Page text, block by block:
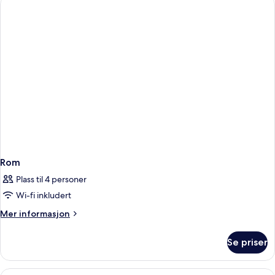
Rom
Plass til 4 personer
Wi-fi inkludert
Mer informasjon
Mer
Se priser